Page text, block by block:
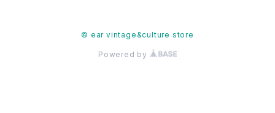
© ear vintage&culture store
Powered by